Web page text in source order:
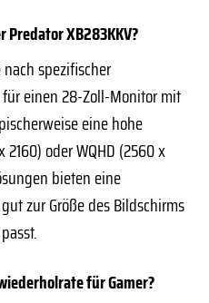
XB283KKV?
spezifischer
einen 28-Zoll-Monitor mit
eine hohe
oder WQHD (2560 x
bieten eine
zur Größe des Bildschirms
für Gamer?